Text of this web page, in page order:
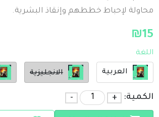
محاولة لإحباط خططهم وإنقاذ البشرية.
₪15
اللغة
العربية الانجليزية
الكمية: +
-